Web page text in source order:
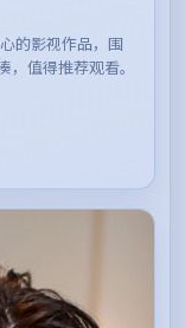
的影视作品，围
值得推荐观看。